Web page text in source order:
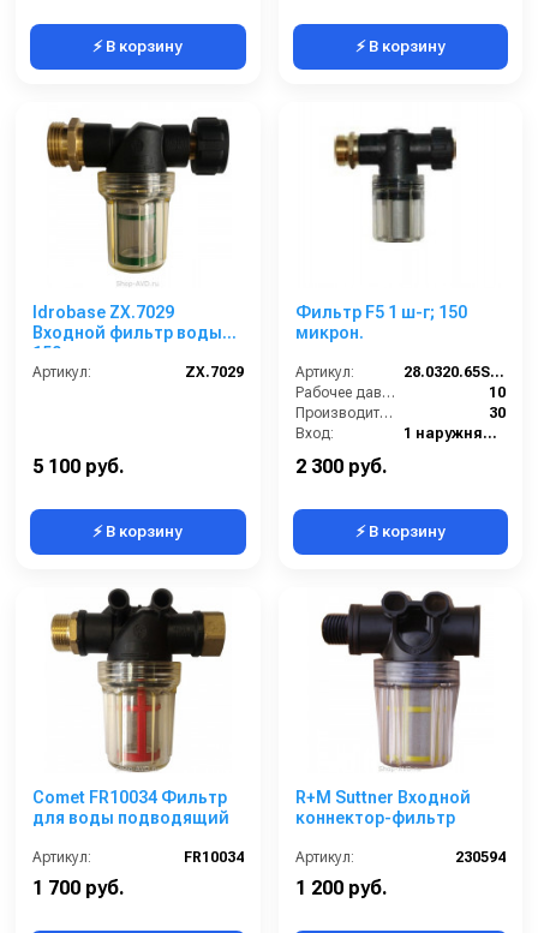
⚡ В корзину ⚡ В корзину
Idrobase ZX.7029
Входной фильтр воды
150 микрон
Артикул: ZX.7029
5 100 руб.
⚡ В корзину
Фильтр F5 1 ш-г; 150
микрон.
Артикул:
28.0320.65ST 1"
Рабочее давление (бар):
10
Производительность (л/мин):
30
Вход:
1 наружняя резьба
2 300 руб.
⚡ В корзину
Comet FR10034 Фильтр
для воды подводящий
Артикул: FR10034
1 700 руб.
R+M Suttner Входной
коннектор-фильтр
Артикул: 230594
1 200 руб.